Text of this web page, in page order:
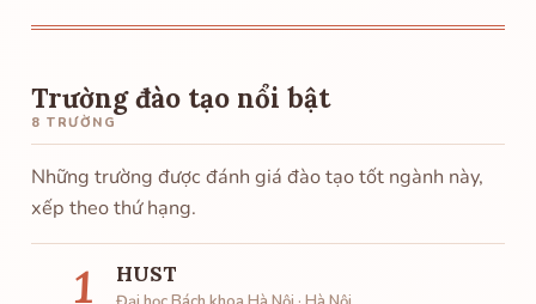
Trường đào tạo nổi bật
8 TRƯỜNG
Những trường được đánh giá đào tạo tốt ngành này,
xếp theo thứ hạng.
1 HUST